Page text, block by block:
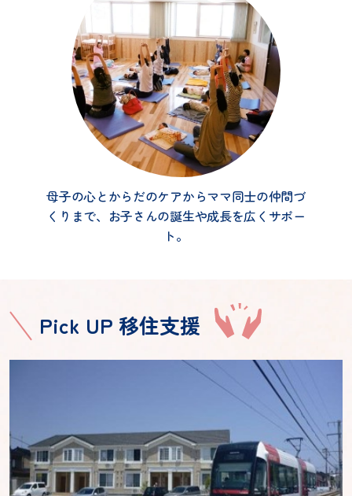
母子の心とからだのケアからママ同士の仲間づ
くりまで、お子さんの誕生や成長を広くサポー
ト。
Pick UP 移住支援